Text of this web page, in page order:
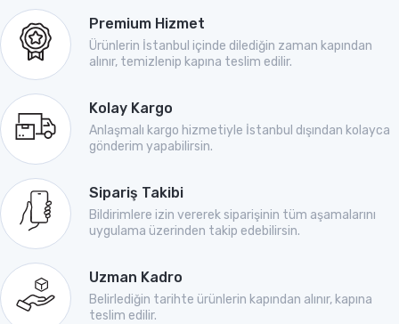
Premium Hizmet
Ürünlerin İstanbul içinde dilediğin zaman kapından
alınır, temizlenip kapına teslim edilir.
Kolay Kargo
Anlaşmalı kargo hizmetiyle İstanbul dışından kolayca
gönderim yapabilirsin.
Sipariş Takibi
Bildirimlere izin vererek siparişinin tüm aşamalarını
uygulama üzerinden takip edebilirsin.
Uzman Kadro
Belirlediğin tarihte ürünlerin kapından alınır, kapına
teslim edilir.